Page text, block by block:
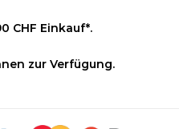
CHF Einkauf*.
zur Verfügung.